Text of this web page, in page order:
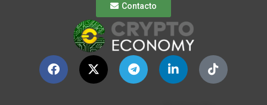
Contacto